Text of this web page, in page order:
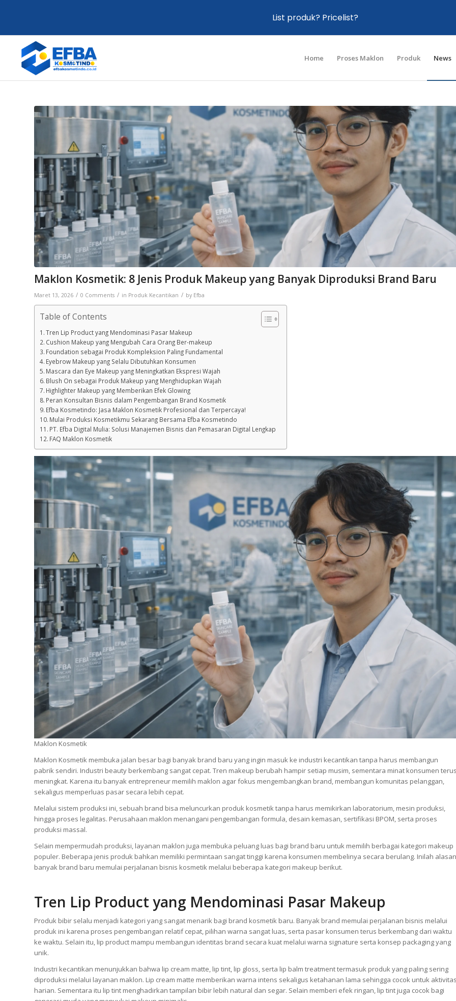
Home Proses Maklon Produk News
Maklon Kosmetik: 8 Jenis Produk Makeup yang Banyak Diproduksi Brand Baru
Maret 13, 2026 / 0 Comments / in Produk Kecantikan / by Efba
Table of Contents
Tren Lip Product yang Mendominasi Pasar Makeup
Cushion Makeup yang Mengubah Cara Orang Ber-makeup
Foundation sebagai Produk Kompleksion Paling Fundamental
Eyebrow Makeup yang Selalu Dibutuhkan Konsumen
Mascara dan Eye Makeup yang Meningkatkan Ekspresi Wajah
Blush On sebagai Produk Makeup yang Menghidupkan Wajah
Highlighter Makeup yang Memberikan Efek Glowing
Peran Konsultan Bisnis dalam Pengembangan Brand Kosmetik
Efba Kosmetindo: Jasa Maklon Kosmetik Profesional dan Terpercaya!
Mulai Produksi Kosmetikmu Sekarang Bersama Efba Kosmetindo
PT. Efba Digital Mulia: Solusi Manajemen Bisnis dan Pemasaran Digital Lengkap
FAQ Maklon Kosmetik
Maklon Kosmetik
Maklon Kosmetik membuka jalan besar bagi banyak brand baru yang ingin masuk ke industri kecantikan tanpa harus membangun
pabrik sendiri. Industri beauty berkembang sangat cepat. Tren makeup berubah hampir setiap musim, sementara minat konsumen
meningkat. Karena itu banyak entrepreneur memilih maklon agar fokus mengembangkan brand, membangun komunitas pelanggan,
sekaligus memperluas pasar secara lebih cepat.
Melalui sistem produksi ini, sebuah brand bisa meluncurkan produk kosmetik tanpa harus memikirkan laboratorium, mesin produksi,
hingga proses legalitas. Perusahaan maklon menangani pengembangan formula, desain kemasan, sertifikasi BPOM, serta proses
produksi massal.
Selain mempermudah produksi, layanan maklon juga membuka peluang luas bagi brand baru untuk memilih berbagai kategori makeup
populer. Beberapa jenis produk bahkan memiliki permintaan sangat tinggi karena konsumen membelinya secara berulang. Inilah alasan
banyak brand baru memulai perjalanan bisnis kosmetik melalui beberapa kategori makeup berikut.
Tren Lip Product yang Mendominasi Pasar Makeup
Produk bibir selalu menjadi kategori yang sangat menarik bagi brand kosmetik baru. Banyak brand memulai perjalanan bisnis melalui
produk ini karena proses pengembangan relatif cepat, pilihan warna sangat luas, serta pasar konsumen terus berkembang dari waktu
ke waktu. Selain itu, lip product mampu membangun identitas brand secara kuat melalui warna signature serta konsep packaging yang
unik.
Industri kecantikan menunjukkan bahwa lip cream matte, lip tint, lip gloss, serta lip balm treatment termasuk produk yang paling sering
diproduksi melalui layanan maklon. Lip cream matte memberikan warna intens sekaligus ketahanan lama sehingga cocok untuk
harian. Sementara itu lip tint menghadirkan tampilan bibir lebih natural dan segar. Selain memberi efek ringan, lip tint juga cocok bagi
List produk? Pricelist?